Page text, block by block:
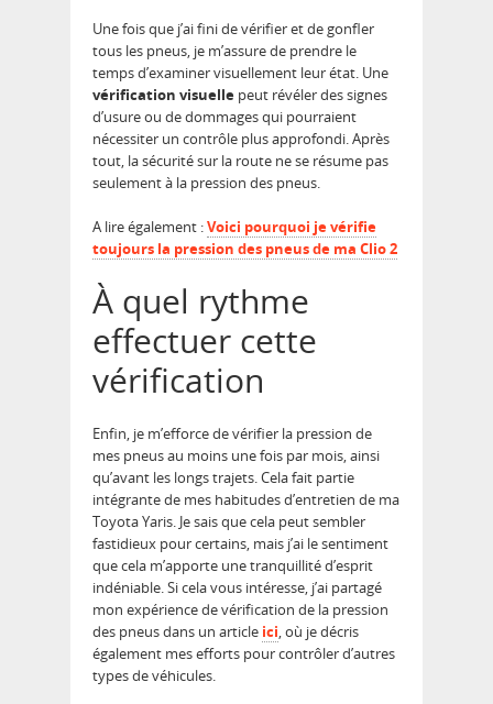
Une fois que j’ai fini de vérifier et de gonfler
tous les pneus, je m’assure de prendre le
temps d’examiner visuellement leur état. Une
vérification visuelle peut révéler des signes
d’usure ou de dommages qui pourraient
nécessiter un contrôle plus approfondi. Après
tout, la sécurité sur la route ne se résume pas
seulement à la pression des pneus.
A lire également :Voici pourquoi je vérifie
toujours la pression des pneus de ma Clio 2
À quel rythme
effectuer cette
vérification
Enfin, je m’efforce de vérifier la pression de
mes pneus au moins une fois par mois, ainsi
qu’avant les longs trajets. Cela fait partie
intégrante de mes habitudes d’entretien de ma
Toyota Yaris. Je sais que cela peut sembler
fastidieux pour certains, mais j’ai le sentiment
que cela m’apporte une tranquillité d’esprit
indéniable. Si cela vous intéresse, j’ai partagé
mon expérience de vérification de la pression
des pneus dans un article ici, où je décris
également mes efforts pour contrôler d’autres
types de véhicules.